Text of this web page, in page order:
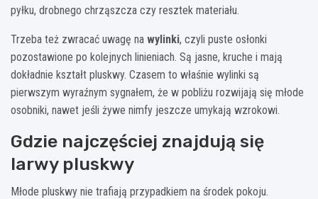
pyłku, drobnego chrząszcza czy resztek materiału.
Trzeba też zwracać uwagę na wylinki, czyli puste osłonki
pozostawione po kolejnych linieniach. Są jasne, kruche i mają
dokładnie kształt pluskwy. Czasem to właśnie wylinki są
pierwszym wyraźnym sygnałem, że w pobliżu rozwijają się młode
osobniki, nawet jeśli żywe nimfy jeszcze umykają wzrokowi.
Gdzie najczęściej znajdują się
larwy pluskwy
Młode pluskwy nie trafiają przypadkiem na środek pokoju.